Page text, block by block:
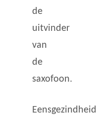
de
uitvinder
van
de
saxofoon.
Eensgezindheid